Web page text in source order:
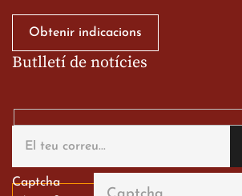
alumnes al Tortosa
English Festival
13 de març de 2026
Obtenir indicacions
Butlletí de notícies
Captcha